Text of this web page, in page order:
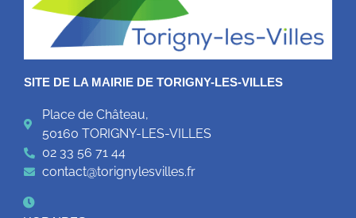
SITE DE LA MAIRIE DE TORIGNY-LES-VILLES
Place de Château,
50160 TORIGNY-LES-VILLES
02 33 56 71 44
contact@torignylesvilles.fr